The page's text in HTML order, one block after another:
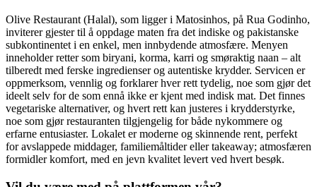
Olive Restaurant (Halal), som ligger i Matosinhos, på Rua Godinho,
inviterer gjester til å oppdage maten fra det indiske og pakistanske
subkontinentet i en enkel, men innbydende atmosfære. Menyen
inneholder retter som biryani, korma, karri og smøraktig naan – alt
tilberedt med ferske ingredienser og autentiske krydder. Servicen er
oppmerksom, vennlig og forklarer hver rett tydelig, noe som gjør det
ideelt selv for de som ennå ikke er kjent med indisk mat. Det finnes
vegetariske alternativer, og hvert rett kan justeres i krydderstyrke,
noe som gjør restauranten tilgjengelig for både nykommere og
erfarne entusiaster. Lokalet er moderne og skinnende rent, perfekt
for avslappede middager, familiemåltider eller takeaway; atmosfæren
formidler komfort, med en jevn kvalitet levert ved hvert besøk.